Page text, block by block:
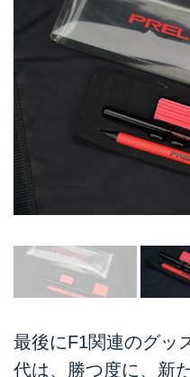
最後にF1関連のグッ
代は、勝つ度に、新